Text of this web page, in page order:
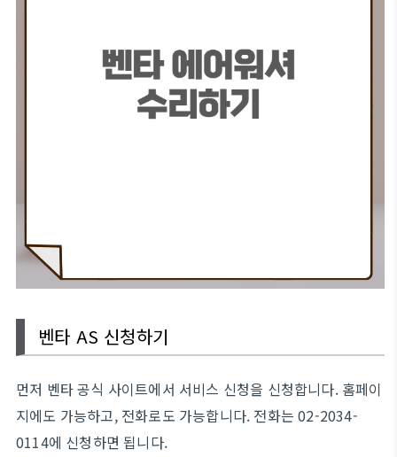
벤타 AS 신청하기
먼저 벤타 공식 사이트에서 서비스 신청을 신청합니다. 홈페이
지에도 가능하고, 전화로도 가능합니다. 전화는 02-2034-
0114에 신청하면 됩니다.